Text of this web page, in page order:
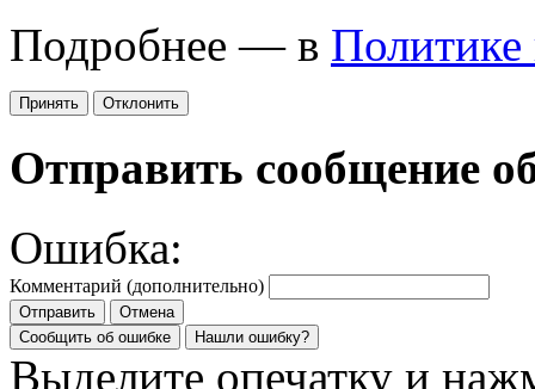
Подробнее — в Политике
Принять Отклонить
Отправить сообщение
Ошибка:
Комментарий (дополнительно)
Отправить
Отмена
Сообщить об ошибке
Нашли ошибку?
Выделите опечатку и